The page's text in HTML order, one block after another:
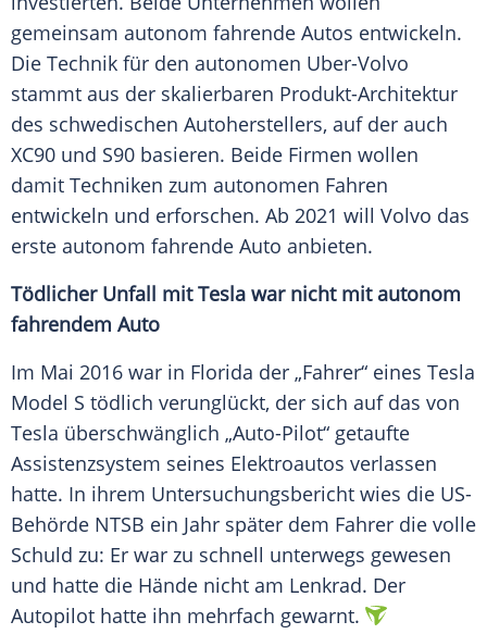
gemeinsam autonom fahrende Autos entwickeln.
Die Technik für den autonomen Uber-Volvo
stammt aus der skalierbaren Produkt-Architektur
des schwedischen Autoherstellers, auf der auch
XC90 und S90 basieren. Beide Firmen wollen
damit Techniken zum autonomen Fahren
entwickeln und erforschen. Ab 2021 will Volvo das
erste autonom fahrende Auto anbieten.
Tödlicher Unfall mitTesla war nicht mit autonom
fahrendem Auto
Im Mai 2016 war in Florida der „Fahrer“ eines Tesla
Model S tödlich verunglückt, der sich auf das von
Tesla überschwänglich „Auto-Pilot“ getaufte
Assistenzsystem seines Elektroautos verlassen
hatte. In ihrem Untersuchungsbericht wies die US-
Behörde NTSB ein Jahr später dem Fahrer die volle
Schuld zu: Er war zu schnell unterwegs gewesen
und hatte die Hände nicht am Lenkrad. Der
Autopilot hatte ihn mehrfach gewarnt.